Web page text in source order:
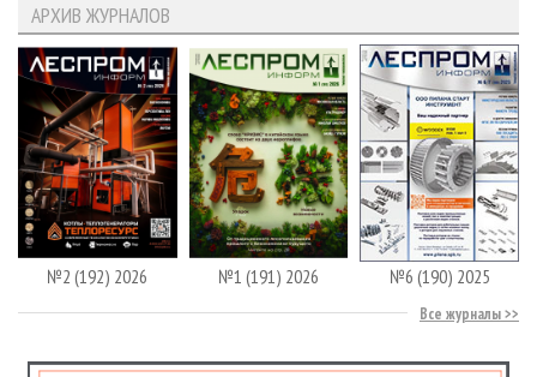
АРХИВ ЖУРНАЛОВ
№2 (192) 2026 №1 (191) 2026 №6 (190) 2025
Все журналы